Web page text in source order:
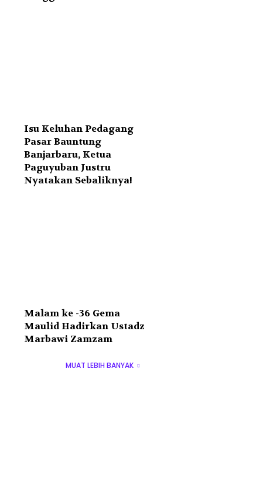
Isu Keluhan Pedagang
Pasar Bauntung
Banjarbaru, Ketua
Paguyuban Justru
Nyatakan Sebaliknya!
Malam ke -36 Gema
Maulid Hadirkan Ustadz
Marbawi Zamzam
MUAT LEBIH BANYAK